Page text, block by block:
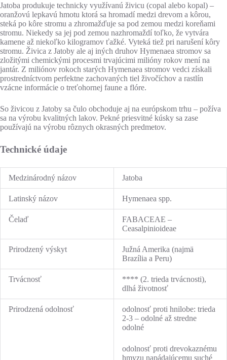
Jatoba produkuje technicky využívanú živicu (copal alebo kopal) –
oranžovú lepkavú hmotu ktorá sa hromadí medzi drevom a kôrou,
steká po kôre stromu a zhromažďuje sa pod zemou medzi koreňami
stromu. Niekedy sa jej pod zemou nazhromaždí toľko, že vytvára
kamene až niekoľko kilogramov ťažké. Vyteká tiež pri narušení kôry
stromu. Živica z Jatoby ale aj iných druhov Hymenaea stromov sa
zložitými chemickými procesmi trvajúcimi milióny rokov mení na
jantár. Z miliónov rokoch starých Hymenaea stromov vedci získali
prostredníctvom perfektne zachovaných tiel živočíchov a rastlín
vzácne informácie o treťohornej faune a flóre.
So živicou z Jatoby sa čulo obchoduje aj na európskom trhu – požíva
sa na výrobu kvalitných lakov. Pekné priesvitné kúsky sa zase
používajú na výrobu rôznych okrasných predmetov.
Technické údaje
Medzinárodný názov Jatoba
Latinský názov Hymenaea spp.
Čelaď
FABACEAE –
Ceasalpinioideae
Prirodzený výskyt
Južná Amerika (najmä
Brazília a Peru)
Trvácnosť
**** (2. trieda trvácnosti),
dlhá životnosť
Prirodzená odolnosť
odolnosť proti hnilobe: trieda
2-3 – odolné až stredne
odolné
odolnosť proti drevokaznému
hmyzu napádajúcemu suché